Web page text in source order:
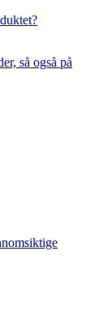
så også på